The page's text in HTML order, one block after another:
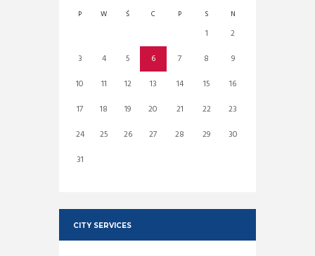
P W Ś C P S N
1
2
3
4 5 6 7 8
9
10
11 12 13 14 15
16
17
18 19 20 21 22
23
24
25 26 27 28 29
30
31
CITY SERVICES